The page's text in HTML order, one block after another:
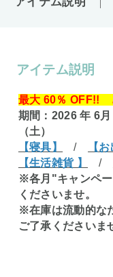
アイテム説明
最大 60％ OFF!!
期間：2026 年 6
（土）
【寝具】
/
【
【生活雑貨 】
/
※各月"キャンペ
くださいませ。
※在庫は流動的な
ご了承くださいま